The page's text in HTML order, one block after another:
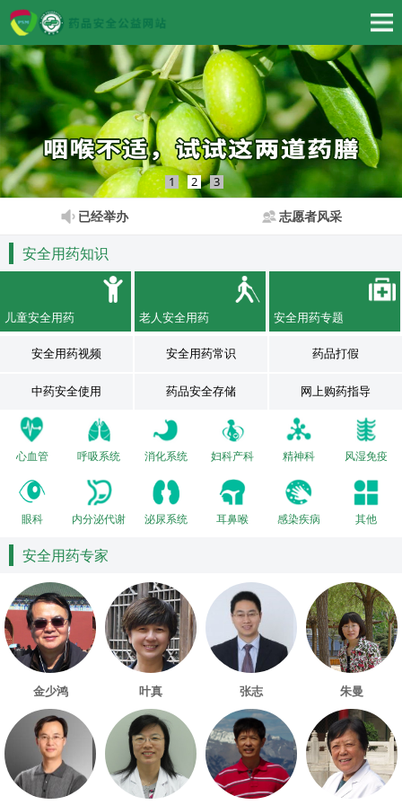
1 2 3
已经举办 志愿者风采
安全用药知识
儿童安全用药 老人安全用药 安全用药专题
安全用药视频 安全用药常识 药品打假
中药安全使用 药品安全存储 网上购药指导
心血管 呼吸系统 消化系统 妇科产科 精神科 风湿免疫
眼科 内分泌代谢 泌尿系统 耳鼻喉 感染疾病 其他
安全用药专家
金少鸿 叶真 张志 朱曼